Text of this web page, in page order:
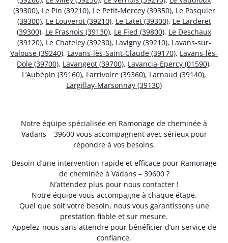
(39300), Le Pin (39210), Le Petit-Mercey (39350), Le Pasquier
(39300), Le Louverot (39210), Le Latet (39300), Le Larderet
(39300), Le Frasnois (39130), Le Fied (39800), Le Deschaux
(39120), Le Chateley (39230), Lavigny (39210), Lavans-sur-
Valouse (39240), Lavans-lès-Saint-Claude (39170), Lavans-lès-
Dole (39700), Lavangeot (39700), Lavancia-Epercy (01590),
L’Aubépin (39160), Larrivoire (39360), Larnaud (39140),
Largillay-Marsonnay (39130)
Notre équipe spécialisée en Ramonage de cheminée à
Vadans – 39600 vous accompagnent avec sérieux pour
répondre à vos besoins.
Besoin d’une intervention rapide et efficace pour Ramonage
de cheminée à Vadans – 39600 ?
N’attendez plus pour nous contacter !
Notre équipe vous accompagne à chaque étape.
Quel que soit votre besoin, nous vous garantissons une
prestation fiable et sur mesure.
Appelez-nous sans attendre pour bénéficier d’un service de
confiance.